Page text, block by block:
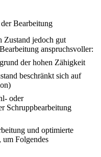
Bearbeitung
Zustand jedoch gut
anspruchsvoller:
der hohen Zähigkeit
beschränkt sich auf
oder
Schruppbearbeitung
und optimierte
um Folgendes